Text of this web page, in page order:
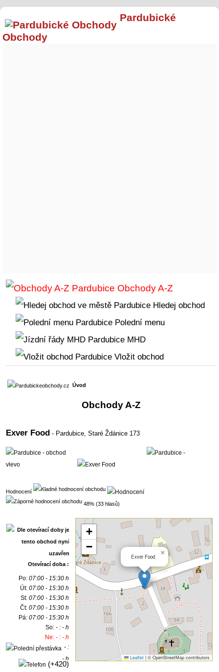
Pardubické
Obchody
Obchody A-Z
Hledej obchod
Polední menu
MHD
Vložit obchod
Úvod
Obchody A-Z
Exver Food - Pardubice,Staré Ždánice 173
Hodnocení
48% (33 hlasů)
Otevírací doba :
Po:07:00 - 15:30 h
Út:07:00 - 15:30 h
St:07:00 - 15:30 h
Čt:07:00 - 15:30 h
Pá:07:00 - 15:30 h
So:- : - h
Ne:- : - h
- :
- h
(+420)
Exver Food ×
+
−
Leaflet |© OpenStreetMap contributors